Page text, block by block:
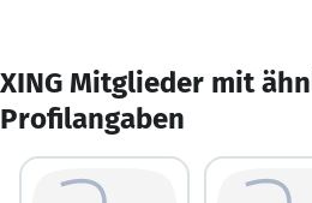
XING Mitglieder mit
Profilangaben